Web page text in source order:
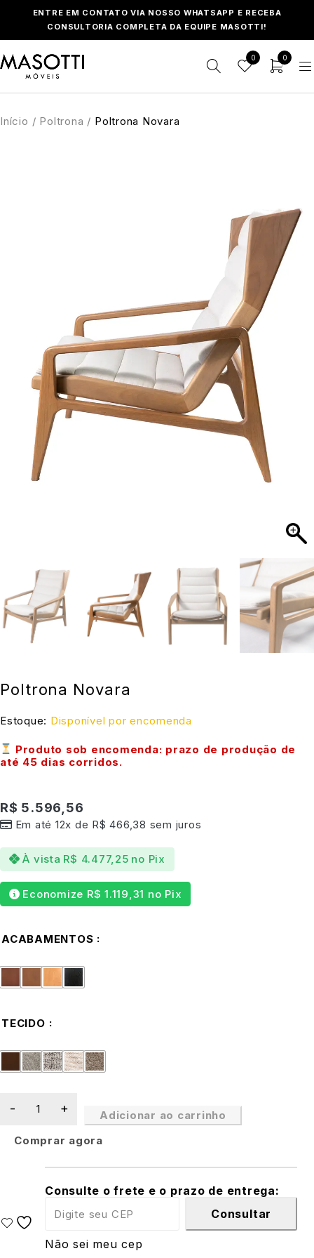
ENTRE EM CONTATO VIA NOSSO WHATSAPP E RECEBA
CONSULTORIA COMPLETA DA EQUIPE MASOTTI!
0 0
Início / Poltrona / Poltrona Novara
Poltrona Novara
Estoque: Disponível por encomenda
Produto sob encomenda: prazo de produção de
até 45 dias corridos.
R$ 5.596,56
Em até 12x de R$ 466,38 sem juros
À vista R$ 4.477,25 no Pix
Economize R$ 1.119,31 no Pix
ACABAMENTOS
TECIDO
Adicionar ao carrinho
Comprar agora
Consulte o frete e o prazo de entrega:
Consultar
Não sei meu cep